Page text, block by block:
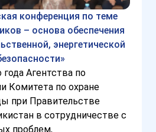
конференция по теме
– основа обеспечения
энергетической
Агентства по
Комитета по охране
при Правительстве
в сотрудничестве с
проблем,